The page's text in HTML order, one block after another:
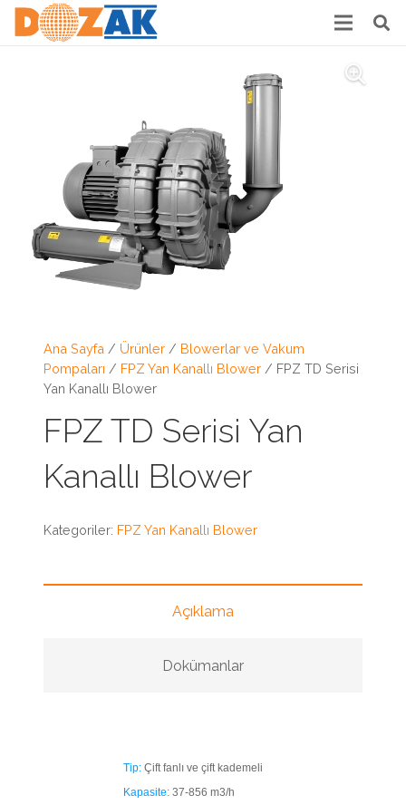
Ana Sayfa / Ürünler / Blowerlar ve Vakum
Pompaları / FPZ Yan Kanallı Blower / FPZ TD Serisi
Yan Kanallı Blower
FPZ TD Serisi Yan
Kanallı Blower
Kategoriler: FPZ Yan Kanallı Blower
Açıklama
Dokümanlar
Tip: Çift fanlı ve çift kademeli
Kapasite: 37-856 m3/h